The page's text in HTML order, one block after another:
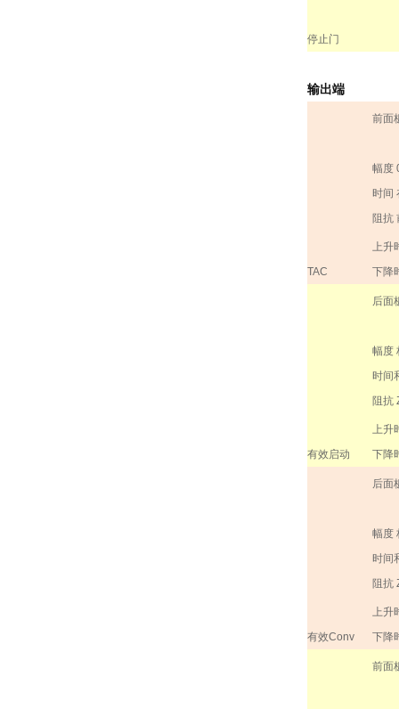
停止门
输出端
TAC
前面
幅度
时间
阻抗
上升
下降
有效启动
后面
幅度
时间
阻抗
上升
下降
有效Conv
后面
幅度
时间
阻抗
上升
下降
前面